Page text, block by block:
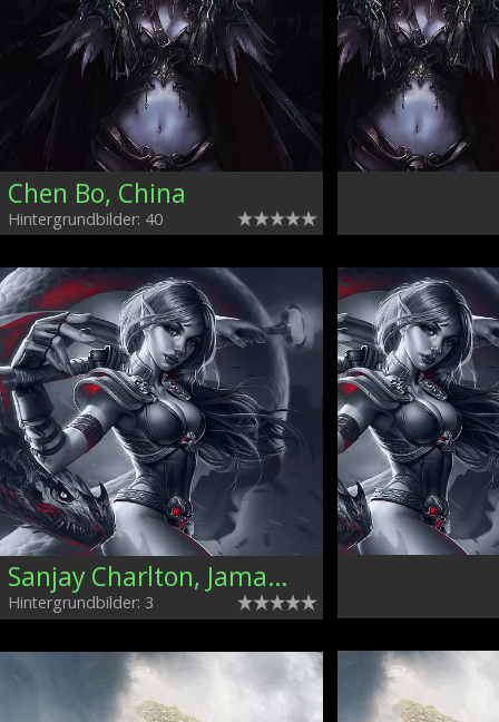
Chen Bo, China
Hintergrundbilder: 40
Sanjay Charlton, Jamaica
Hintergrundbilder: 3